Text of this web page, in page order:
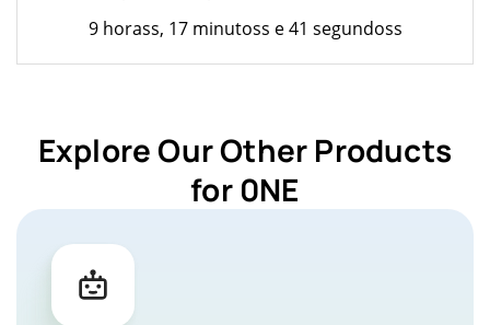
9 horass, 17 minutoss e 41 segundoss
Explore Our Other Products
for 0NE